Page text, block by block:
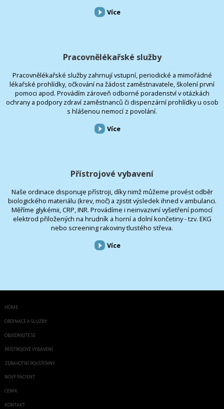
Více
Pracovnělékařské služby
Pracovnělékařské služby zahrnují vstupní, periodické a mimořádné
lékařské prohlídky, očkování na žádost zaměstnavatele, školení první
pomoci apod. Provádím zároveň odborné poradenství v otázkách
ochrany a podpory zdraví zaměstnanců či dispenzární prohlídky u osob
s hlášenou nemocí z povolání.
Více
Přístrojové vybavení
Naše ordinace disponuje přístroji, díky nimž můžeme provést odběr
biologického materiálu (krev, moč) a zjistit výsledek ihned v ambulanci.
Měříme glykémii, CRP, INR. Provádíme i neinvazivní vyšetření pomocí
elektrod přiložených na hrudník a horní a dolní končetiny - tzv. EKG
nebo screening rakoviny tlustého střeva.
Více
HOME
ORDINACE A SLUŽBY
OBJEDNEJTE SE
PŘÍSTROJOVÉ VYBAVENÍ
ZDRAVOTNÍ POJIŠŤOVNY
NOVÝ PACIENT
CENÍK
KONTAKT